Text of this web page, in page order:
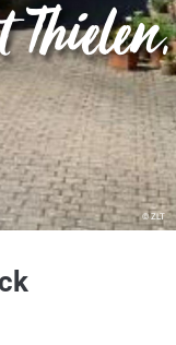
© ZLT